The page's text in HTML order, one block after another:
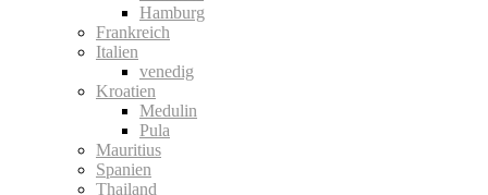
Hamburg
Frankreich
Italien
venedig
Kroatien
Medulin
Pula
Mauritius
Spanien
Thailand